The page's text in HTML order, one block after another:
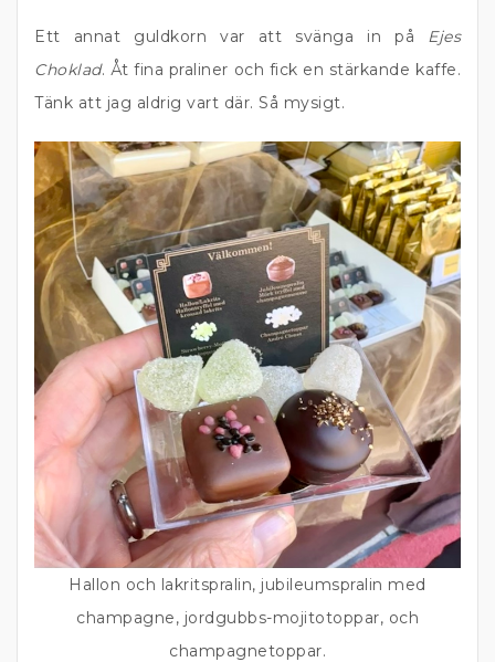
Ett annat guldkorn var att svänga in på Ejes
Choklad. Åt fina praliner och fick en stärkande kaffe.
Tänk att jag aldrig vart där. Så mysigt.
Hallon och lakritspralin, jubileumspralin med
champagne, jordgubbs-mojitotoppar, och
champagnetoppar.